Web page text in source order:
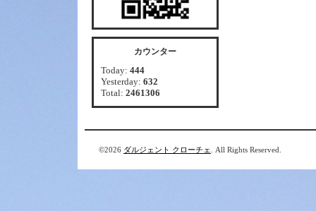
カウンター
Today: 444
Yesterday: 632
Total: 2461306
©2026 ダルジェント クローチェ . All Rights Reserved.